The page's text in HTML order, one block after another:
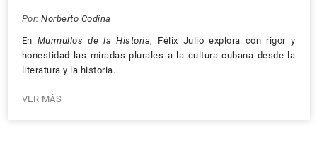
Por: Norberto Codina
En Murmullos de la Historia, Félix Julio explora con rigor y
honestidad las miradas plurales a la cultura cubana desde la
literatura y la historia.
VER MÁS